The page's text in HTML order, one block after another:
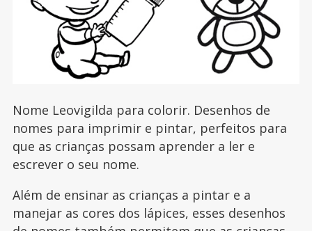
Nome Leovigilda para colorir. Desenhos de
nomes para imprimir e pintar, perfeitos para
que as crianças possam aprender a ler e
escrever o seu nome.
Além de ensinar as crianças a pintar e a
manejar as cores dos lápices, esses desenhos